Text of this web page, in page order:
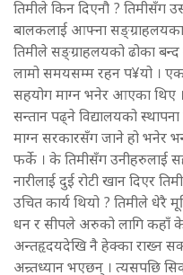
तिमीले किन दिएनौ ? तिमीसँग
बालकलाई आफ्ना सङ्ग्राहलयका
तिमीले सङ्ग्राहलयको ढोका बन्द
लामो समयसम्म रहन प¥यो ।
सहयोग माग्न भनेर आएका थिए
सन्तान पढ्ने विद्यालयको
माग्न सरकारसँग जाने हो भनेर
फर्के । के तिमीसँग उनीहरुलाई
नारीलाई दुई रोटी खान दिएर
उचित कार्य थियो ? तिमीले धेरै
धन र सीपले अरुको लागि कहाँ
अन्तहृदयदेखि नै हेक्का राख्न
अन्र्तध्यान भएछन् । त्यसपछि